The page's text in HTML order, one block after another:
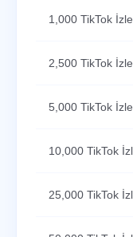
1,000 TikTok
2,500 TikTok
5,000 TikTok
10,000 TikTok
25,000 TikTok